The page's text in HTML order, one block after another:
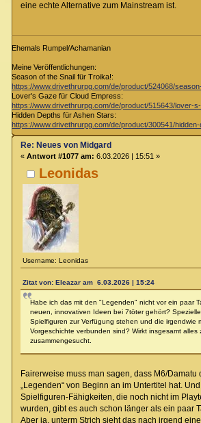
eine echte Alternative zum Mainstream ist.
Ehemals Rumpel/Achamanian
Meine Veröffentlichungen:
Season of the Snail für Troika!:
https://www.drivethrurpg.com/de/product/524068/
Lover's Gaze für Cloud Empress:
https://www.drivethrurpg.com/de/product/515643/lover-
Hidden Depths für Ashen Stars:
https://www.drivethrurpg.com/de/product/300541/hidden-
Leonidas
Username: Leonidas
Re: Neues von Midgard
« Antwort #1077 am: 6.03.2026 | 15:51 »
Zitat von: Eleazar am 6.03.2026 | 15:24
Habe ich das mit den "Legenden" nicht vor ein paar
neuen, innovativen Ideen bei 7töter gehört?
Spielfiguren zur Verfügung stehen und die irgendwie
Vorgeschichte verbunden sind? Wirkt insgesamt alles
zusammengesucht.
Fairerweise muss man sagen, dass M6/Damatu
„Legenden“ von Beginn an im Untertitel hat.
Spielfiguren-Fähigkeiten, die noch nicht im
wurden, gibt es auch schon länger als ein paar
Aber ja, unterm Strich sieht das nach irgend